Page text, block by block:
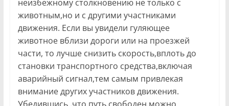
неизбежному столкновению не только с
животным,но и с другими участниками
движения. Если вы увидели гуляющее
животное вблизи дороги или на проезжей
части, то лучше снизить скорость,вплоть до
становки транспортного средства,включая
аварийный сигнал,тем самым привлекая
внимание других участников движения.